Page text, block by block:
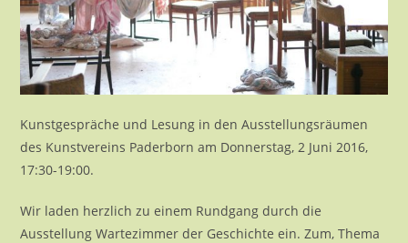
Kunstgespräche und Lesung in den Ausstellungsräumen
des Kunstvereins Paderborn am Donnerstag, 2 Juni 2016,
17:30-19:00.
Wir laden herzlich zu einem Rundgang durch die
Ausstellung Wartezimmer der Geschichte ein. Zum, Thema